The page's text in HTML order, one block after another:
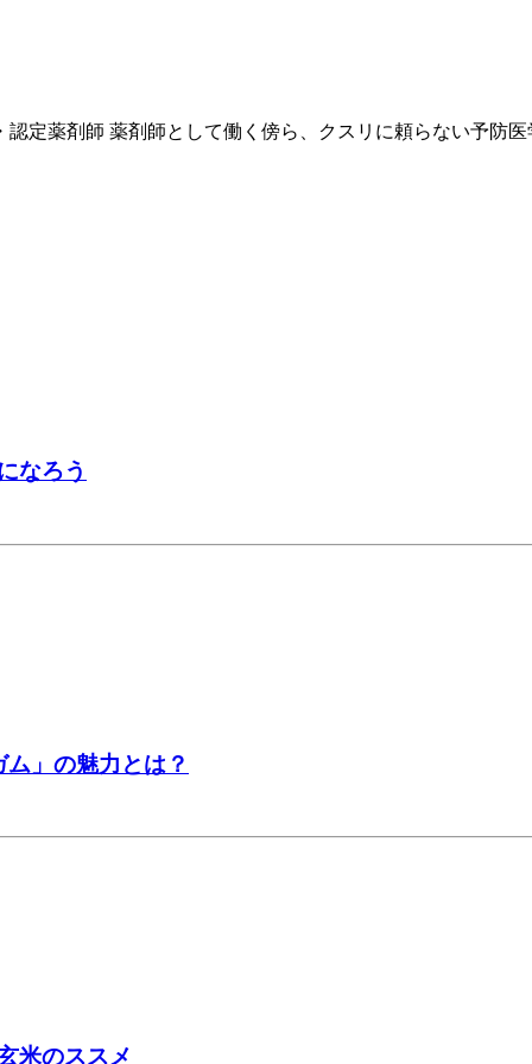
定薬剤師 薬剤師として働く傍ら、クスリに頼らない予防
なろう
」の魅力とは？
米のススメ